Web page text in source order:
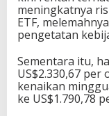
meningkatnya
ETF,
pengetatan
Sementara itu,
US$2.330,67
kenaikan
ke US$1.790,78